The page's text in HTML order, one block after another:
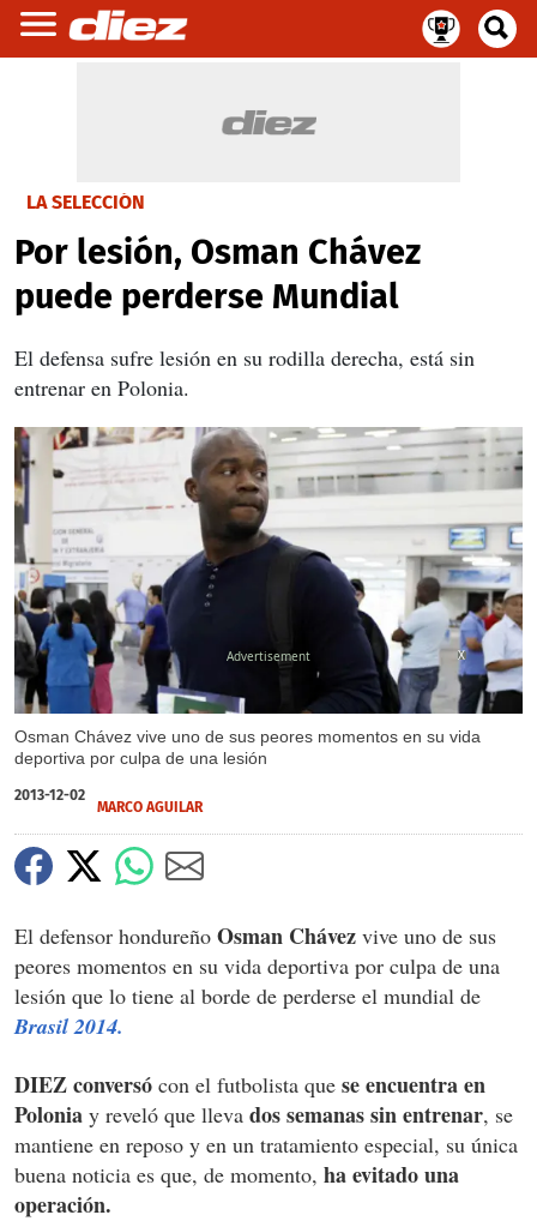
LA SELECCIÓN
Por lesión, Osman Chávez
puede perderse Mundial
El defensa sufre lesión en su rodilla derecha, está sin
entrenar en Polonia.
Osman Chávez vive uno de sus peores momentos en su vida
deportiva por culpa de una lesión
X
2013-12-02
MARCO AGUILAR
El defensor hondureño Osman Chávez vive uno de sus
peores momentos en su vida deportiva por culpa de una
lesión que lo tiene al borde de perderse el mundial de
Brasil 2014.
DIEZ conversó con el futbolista que se encuentra en
Polonia y reveló que lleva dos semanas sin entrenar, se
mantiene en reposo y en un tratamiento especial, su única
buena noticia es que, de momento, ha evitado una
operación.